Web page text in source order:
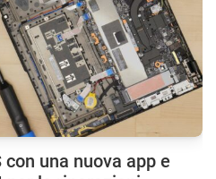
una nuova app e